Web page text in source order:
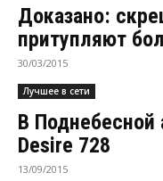
Доказано:
притупляют
30/03/2015
Лучшее в сети
В Поднебесной
Desire 728
13/09/2015